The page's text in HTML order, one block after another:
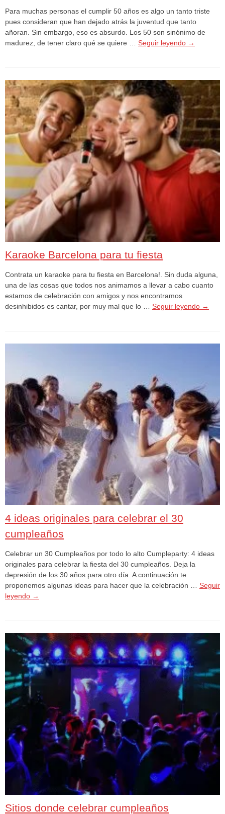
Para muchas personas el cumplir 50 años es algo un tanto triste
pues consideran que han dejado atrás la juventud que tanto
añoran. Sin embargo, eso es absurdo. Los 50 son sinónimo de
madurez, de tener claro qué se quiere … Seguir leyendo →
Karaoke Barcelona para tu fiesta
Contrata un karaoke para tu fiesta en Barcelona!. Sin duda alguna,
una de las cosas que todos nos animamos a llevar a cabo cuanto
estamos de celebración con amigos y nos encontramos
desinhibidos es cantar, por muy mal que lo … Seguir leyendo →
4 ideas originales para celebrar el 30
cumpleaños
Celebrar un 30 Cumpleaños por todo lo alto Cumpleparty: 4 ideas
originales para celebrar la fiesta del 30 cumpleaños. Deja la
depresión de los 30 años para otro día. A continuación te
proponemos algunas ideas para hacer que la celebración … Seguir
leyendo →
Sitios donde celebrar cumpleaños